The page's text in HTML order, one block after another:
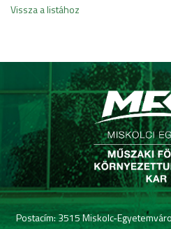
Vissza a listához
Postacím: 3515 Miskolc-